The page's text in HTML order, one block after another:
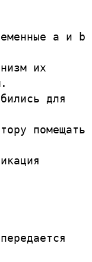
a и
b
их
для
помещать
передается